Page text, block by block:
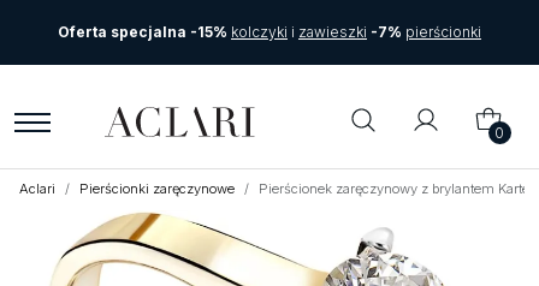
Oferta specjalna -15% kolczyki i zawieszki -7% pierścionki
0
Aclari Pierścionki zaręczynowe Pierścionek zaręczynowy z brylantem